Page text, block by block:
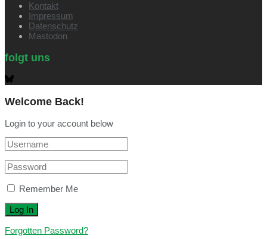
Kontakt
Impressum
Datenschutz
Mastodon
folgt uns
Welcome Back!
Login to your account below
Remember Me
Forgotten Password?